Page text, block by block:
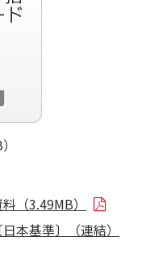
（3.49MB）
本基準〕（連結）